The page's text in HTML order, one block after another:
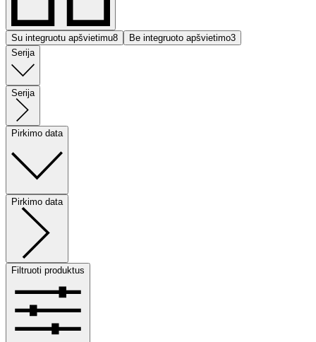
Su integruotu apšvietimu8 Be integruoto apšvietimo3
Serija
Serija
Pirkimo data
Pirkimo data
Filtruoti produktus